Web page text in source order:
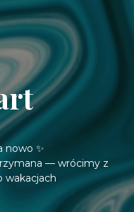
nowo ✨
— wrócimy z
wakacjach